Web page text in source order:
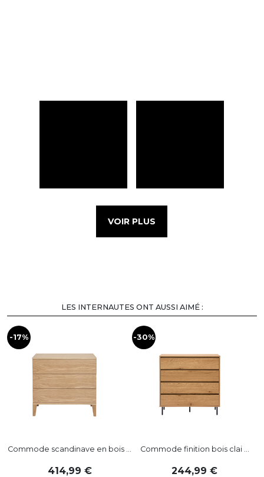
VOIR PLUS
LES INTERNAUTES ONT AUSSI AIMÉ :
-17%
Commode scandinave en bois ...
414,99
-30%
Commode finition bois clai ...
244,99